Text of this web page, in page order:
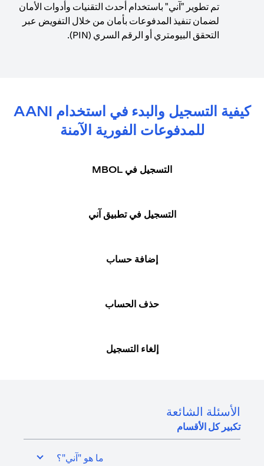
تم تطوير "آني" باستخدام أحدث التقنيات وأدوات الأمان
لضمان تنفيذ المدفوعات بأمان من خلال التفويض عبر
التحقق البيومتري أو الرقم السري (PIN).
كيفية التسجيل والبدء في استخدام AANI
للمدفوعات الفورية الآمنة
التسجيل في MBOL
التسجيل في تطبيق آني
إضافة حساب
حذف الحساب
إلغاء التسجيل
الأسئلة الشائعة
تكبير كل الأقسام
ما هو "آني"؟